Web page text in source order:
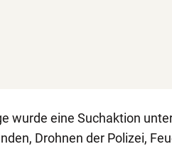
wurde eine Suchaktion
Drohnen der Polizei,